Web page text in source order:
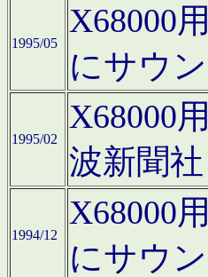
1995/05
X68000
にサウ
1995/02
X68000
波新聞
1994/12
X68000
にサウ